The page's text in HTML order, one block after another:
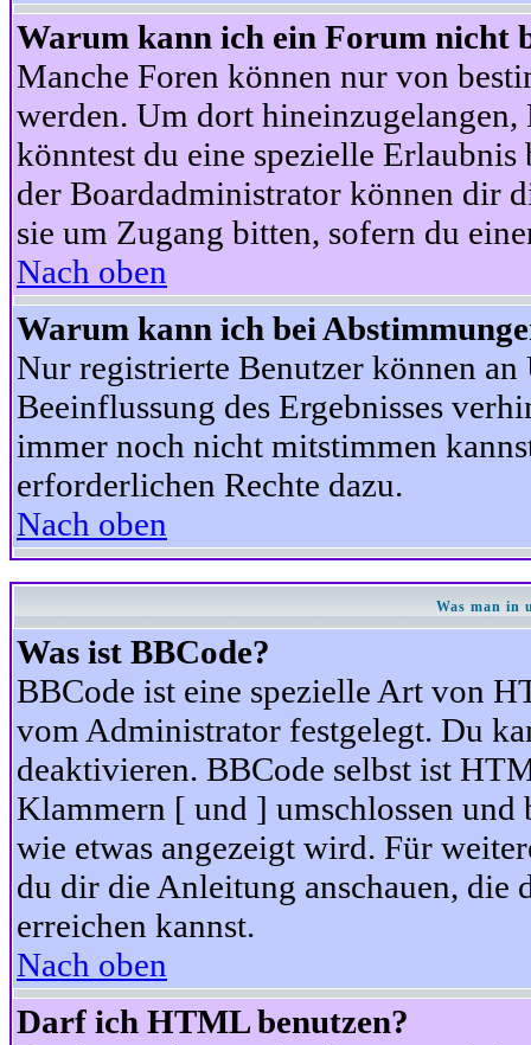
Warum kann ich ein Forum nicht
Manche Foren können nur von
werden. Um dort hineinzugelangen,
könntest du eine spezielle
der Boardadministrator können dir
sie um Zugang bitten, sofern du
Nach oben
Warum kann ich bei
Nur registrierte Benutzer können
Beeinflussung des Ergebnisses
immer noch nicht mitstimmen
erforderlichen Rechte dazu.
Nach oben
Was man in
Was ist BBCode?
BBCode ist eine spezielle Art von
vom Administrator festgelegt. Du
deaktivieren. BBCode selbst ist
Klammern [ und ] umschlossen
wie etwas angezeigt wird. Für
du dir die Anleitung anschauen, die
erreichen kannst.
Nach oben
Darf ich HTML benutzen?